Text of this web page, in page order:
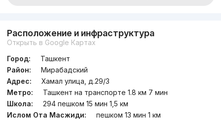
Расположение и инфраструктура
Открыть в Google Картах
Город:
Ташкент
Район:
Мирабадский
Адрес:
Хамал улица, д.29/3
Метро:
Ташкент на транспорте 1.8 км 7 мин
Школа:
294 пешком 15 мин 1,5 км
Ислом Ота Масжиди:
пешком 13 мин 1 км